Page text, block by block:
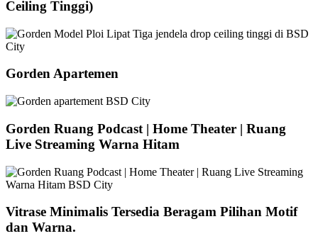
Ceiling Tinggi)
Gorden Apartemen
Gorden Ruang Podcast | Home Theater | Ruang
Live Streaming Warna Hitam
Vitrase Minimalis Tersedia Beragam Pilihan Motif
dan Warna.